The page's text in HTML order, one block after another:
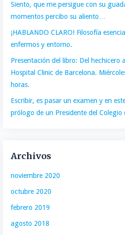
Siento, que me persigue con su
momentos percibo su aliento…
¡HABLANDO CLARO! Filosofía
enfermos y entorno.
Presentación del libro: Del hechicero
Hospital Clinic de Barcelona.
horas.
Escribir, es pasar un examen y en
prólogo de un Presidente del Colegio
Archivos
noviembre 2020
octubre 2020
febrero 2019
agosto 2018